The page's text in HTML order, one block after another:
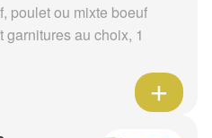
poulet ou mixte boeuf
au choix, 1